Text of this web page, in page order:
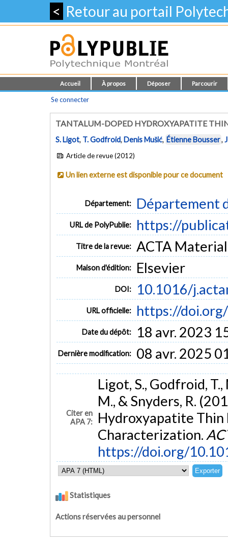
< Retour au portail
Accueil À propos Déposer Parcourir
Se connecter
TANTALUM-DOPED HYDROXYAPATITE
S. Ligot, T. Godfroid,Denis Mušić, Étienne Bousser,
Article de revue (2012)
Un lien externe est disponible pour ce document
Département: Département
URL de PolyPublie: https://
Titre de la revue: ACTA
Maison d'édition: Elsevier
DOI: 10.1016/
URL officielle: https://
Date du dépôt: 18 avr. 2023
Dernière modification: 08 avr. 2025
Citer en
APA 7:
Ligot, S., Godfroid, T.,
M., & Snyders, R.
Hydroxyapatite Thin
Characterization.
https://doi.org/
Statistiques
Actions réservées au personnel